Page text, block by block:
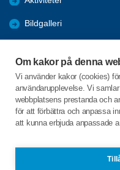
Om kakor på denna
Vi använder kakor (cookies)
användarupplevelse. Vi
webbplatsens prestanda och
för att förbättra och anpassa
att kunna erbjuda anpassade
Bildgalleri
Rapporter
Årsmöten
C/o:Ingvar Wramsmyr